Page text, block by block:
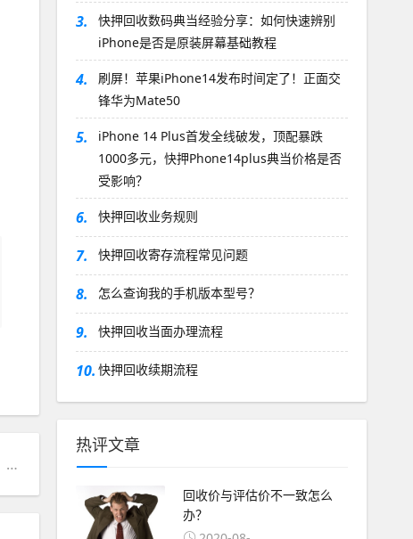
3.
快押回收数码典当经验分享：如何快速辨别
iPhone是否是原装屏幕基础教程
4.
刷屏！苹果iPhone14发布时间定了！正面交
锋华为Mate50
5.
iPhone 14 Plus首发全线破发，顶配暴跌
1000多元，快押Phone14plus典当价格是否
受影响？
6. 快押回收业务规则
7. 快押回收寄存流程常见问题
8. 怎么查询我的手机版本型号？
9. 快押回收当面办理流程
10. 快押回收续期流程
热评文章
回收价与评估价不一致怎么
办？